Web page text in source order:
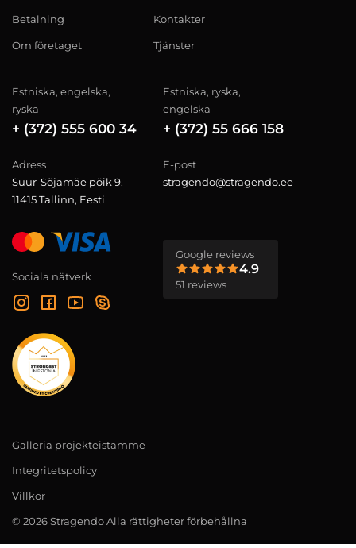
Betalning
Om företaget
Kontakter
Tjänster
Estniska, engelska,
ryska
+ (372) 555 600 34
Estniska, ryska,
engelska
+ (372) 55 666 158
Adress
Suur-Sõjamäe põik 9,
11415 Tallinn, Eesti
E-post
stragendo@stragendo.ee
Sociala nätverk
Google reviews
4.9
51 reviews
Galleria projekteistamme
Integritetspolicy
Villkor
© 2026 Stragendo Alla rättigheter förbehållna